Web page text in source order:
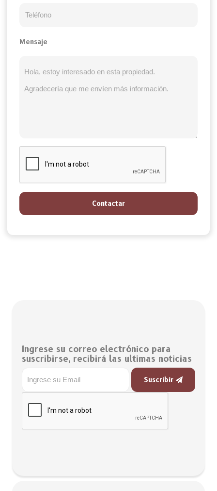
Mensaje
Contactar
Ingrese su correo electrónico para
suscribirse, recibirá las ultimas noticias
Suscribir